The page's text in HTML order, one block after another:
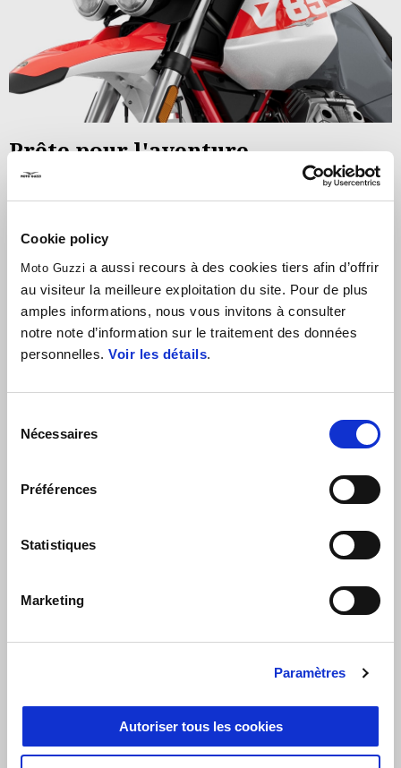
Cookie policy
Moto Guzzi a aussi recours à des cookies tiers afin d’offrir
au visiteur la meilleure exploitation du site. Pour de plus
amples informations, nous vous invitons à consulter
notre note d’information sur le traitement des données
personnelles. Voir les détails.
Nécessaires
Préférences
Statistiques
Marketing
Paramètres
Autoriser tous les cookies
Prête pour l'aventure
refroidi par air,
assure une réponse rapide quelle que soit la vitesse.
L'ensemble électronique exploite au mieux la plate-forme
inertielle à 6 axes avec l'ABS en virage, l'antipatinage et quatre
modes de conduite conçus pour tirer le meilleur parti de
toutes les conditions. Vous avez le choix entre Road, Sport,
Rain et l'indispensable Off-road qui vous permet d'ajuster